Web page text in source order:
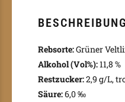
BESCHREIBUNG
Rebsorte:Grüner
Alkohol (Vol%):11,8 %
Restzucker:2,9 g/L,
Säure:6,0 ‰